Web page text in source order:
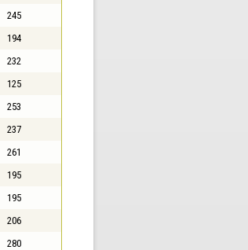
245
194
232
125
253
237
261
195
195
206
280